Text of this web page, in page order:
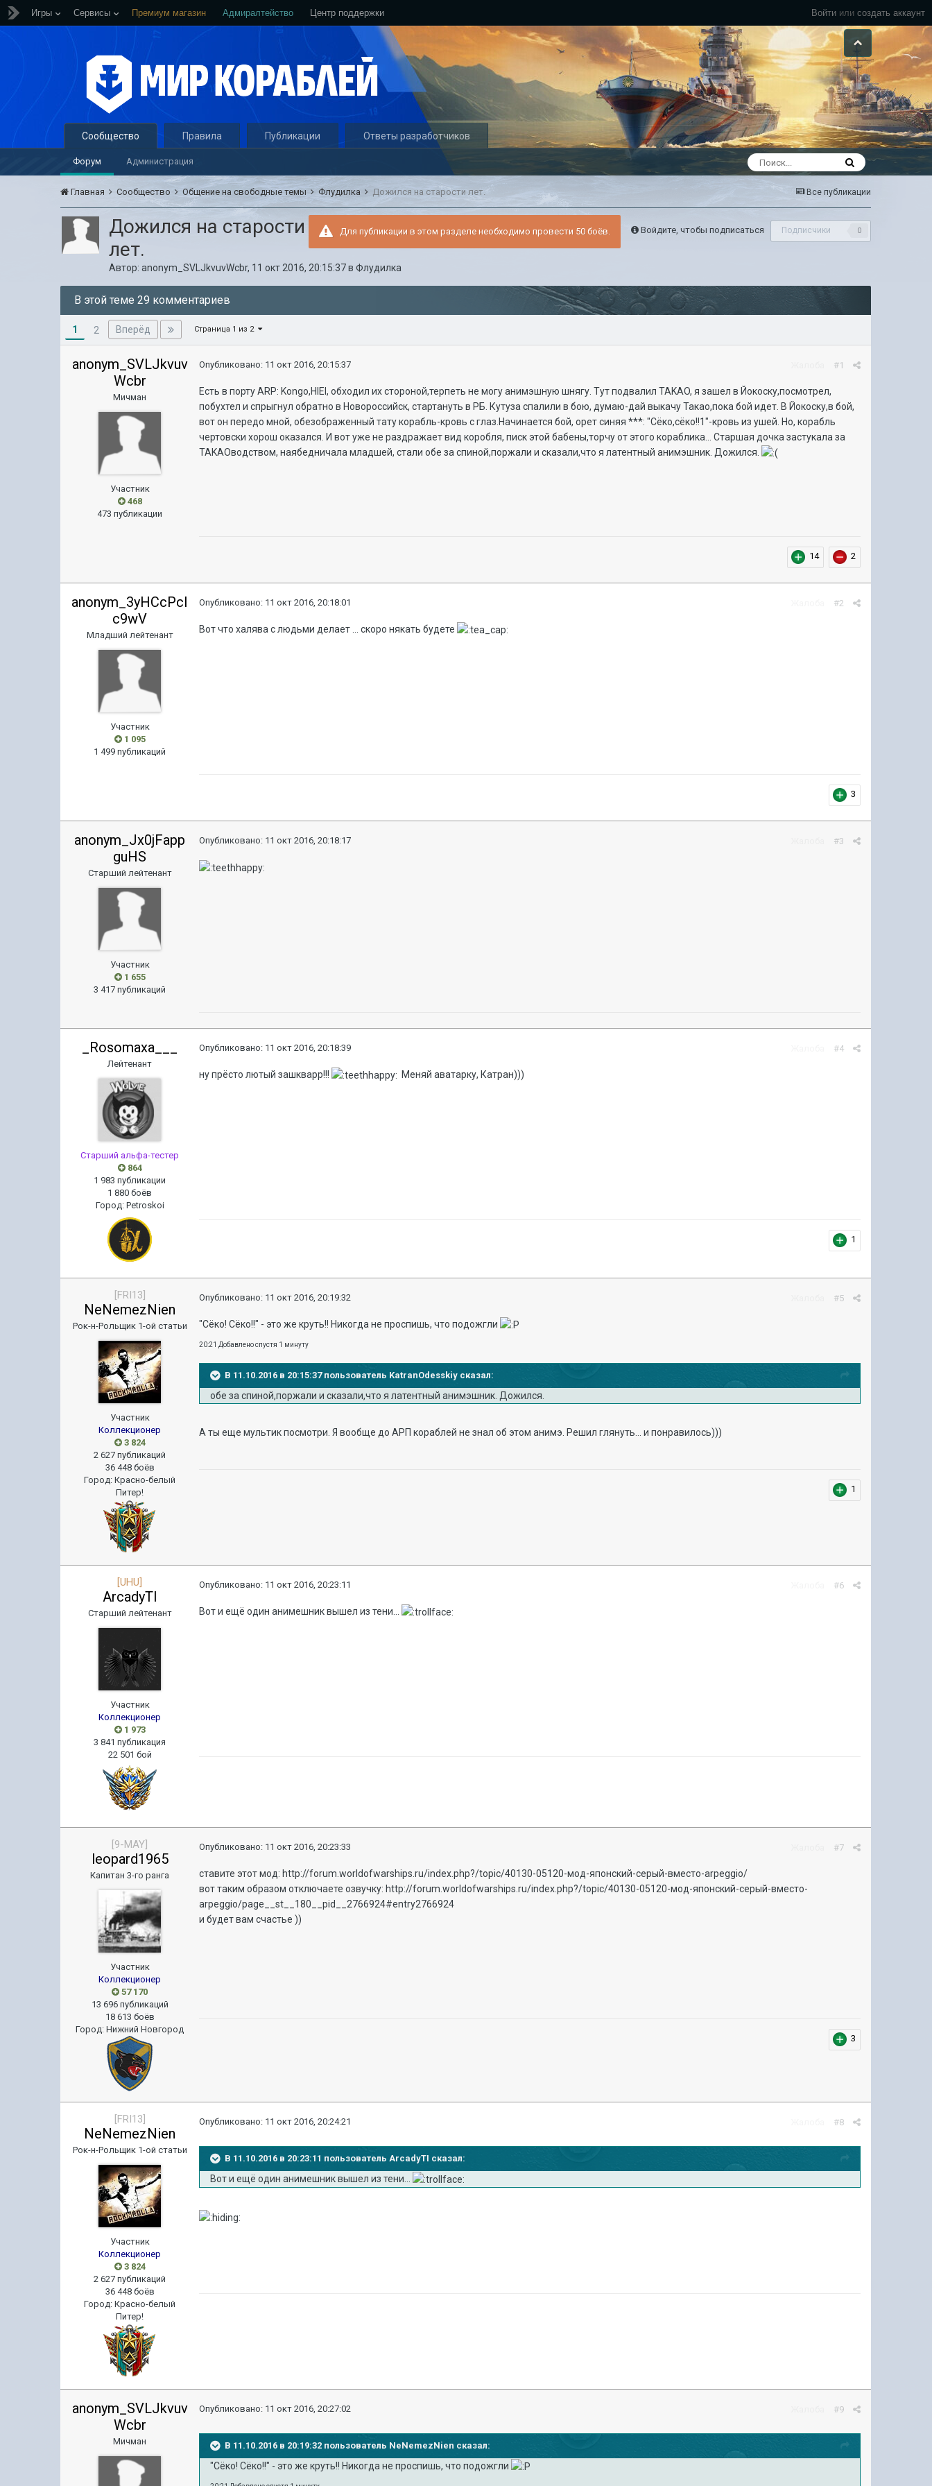
Войти или создать аккаунт
Игры Сервисы Премиум магазин Адмиралтейство Центр поддержки
Сообщество
Форум Администрация
Правила Публикации Ответы разработчиков
Все публикации
Главная Сообщество Общение на свободные темы Флудилка Дожился на старости лет.
Войдите, чтобы подписаться Подписчики 0
Для публикации в этом разделе необходимо провести 50 боёв.
Дожился на старости
лет.
Автор:anonym_SVLJkvuvWcbr, 11 окт 2016, 20:15:37вФлудилка
В этой теме 29 комментариев
1 2 Вперёд Страница 1 из 2
anonym_SVLJkvuv
Wcbr
Мичман
Участник
468
473 публикации
#1
Опубликовано: 11 окт 2016, 20:15:37
Есть в порту ARP: Kongo,HIEI, обходил их стороной,терпеть не могу анимэшную шнягу. Тут подвалил TAKAO, я зашел в Йокоску,посмотрел,
побухтел и спрыгнул обратно в Новороссийск, стартануть в РБ. Кутуза спалили в бою, думаю-дай выкачу Такао,пока бой идет. В Йокоску,в бой,
вот он передо мной, обезображенный тату корабль-кровь с глаз.Начинается бой, орет синяя ***: "Сёко,сёко!!1"-кровь из ушей. Но, корабль
чертовски хорош оказался. И вот уже не раздражает вид коробля, писк этой бабены,торчу от этого кораблика... Старшая дочка застукала за
TAKAOводством, наябедничала младшей, стали обе за спиной,поржали и сказали,что я латентный анимэшник. Дожился.
14 2
anonym_3yHCcPcI
c9wV
Младший лейтенант
Участник
1 095
1 499 публикаций
#2
Опубликовано: 11 окт 2016, 20:18:01
Вот что халява с людьми делает ... скоро някать будете
3
anonym_Jx0jFapp
guHS
Старший лейтенант
Участник
1 655
3 417 публикаций
#3
Опубликовано: 11 окт 2016, 20:18:17
_Rosomaxa___
Лейтенант
Старший альфа-тестер
864
1 983 публикации
1 880 боёв
Город: Petroskoi
#4
Опубликовано: 11 окт 2016, 20:18:39
ну прёсто лютый зашкварр!!! Меняй аватарку, Катран)))
1
[FRI13]
NeNemezNien
Рок-н-Рольщик 1-ой статьи
Участник
Коллекционер
3 824
2 627 публикаций
36 448 боёв
Город:Красно-белый
Питер!
#5
Опубликовано: 11 окт 2016, 20:19:32
"Сёко! Сёко!!" - это же круть!! Никогда не проспишь, что подожгли
20:21 Добавлено спустя 1 минуту
В 11.10.2016 в 20:15:37 пользователь KatranOdesskiy сказал:
обе за спиной,поржали и сказали,что я латентный анимэшник. Дожился.
А ты еще мультик посмотри. Я вообще до АРП кораблей не знал об этом анимэ. Решил глянуть... и понравилось)))
1
[UHU]
ArcadyTI
Старший лейтенант
Участник
Коллекционер
1 973
3 841 публикация
22 501 бой
#6
Опубликовано: 11 окт 2016, 20:23:11
Вот и ещё один анимешник вышел из тени...
[9-MAY]
leopard1965
Капитан 3-го ранга
Участник
Коллекционер
57 170
13 696 публикаций
18 613 боёв
Город:Нижний Новгород
#7
Опубликовано: 11 окт 2016, 20:23:33
ставите этот мод: http://forum.worldofwarships.ru/index.php?/topic/40130-05120-мод-японский-серый-вместо-arpeggio/
вот таким образом отключаете озвучку: http://forum.worldofwarships.ru/index.php?/topic/40130-05120-мод-японский-серый-вместо-
arpeggio/page__st__180__pid__2766924#entry2766924
и будет вам счастье ))
3
[FRI13]
NeNemezNien
Рок-н-Рольщик 1-ой статьи
Участник
Коллекционер
3 824
2 627 публикаций
36 448 боёв
Город:Красно-белый
Питер!
#8
Опубликовано: 11 окт 2016, 20:24:21
В 11.10.2016 в 20:23:11 пользователь ArcadyTI сказал:
Вот и ещё один анимешник вышел из тени...
anonym_SVLJkvuv
Wcbr
Мичман
#9
Опубликовано: 11 окт 2016, 20:27:02
В 11.10.2016 в 20:19:32 пользователь NeNemezNien сказал:
"Сёко! Сёко!!" - это же круть!! Никогда не проспишь, что подожгли